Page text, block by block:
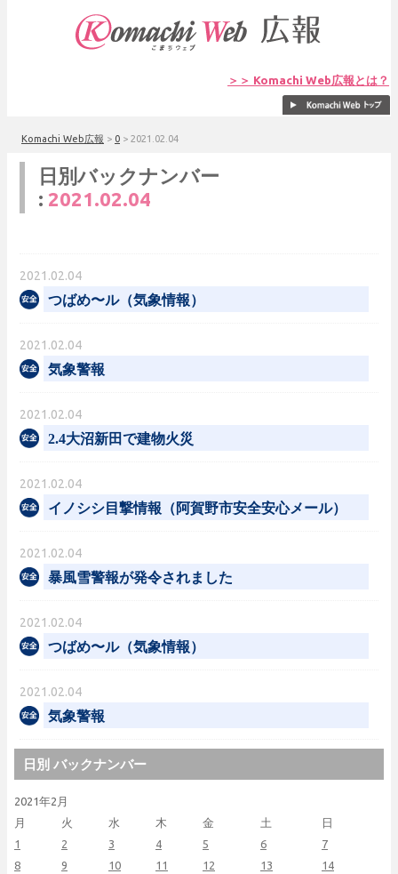
＞＞ Komachi Web広報とは？
Komachi Web広報 > 0 > 2021.02.04
日別バックナンバー
: 2021.02.04
2021.02.04
つばめ〜ル（気象情報）
2021.02.04
気象警報
2021.02.04
2.4大沼新田で建物火災
2021.02.04
イノシシ目撃情報（阿賀野市安全安心メール）
2021.02.04
暴風雪警報が発令されました
2021.02.04
つばめ〜ル（気象情報）
2021.02.04
気象警報
日別 バックナンバー
2021年2月
月
火 水 木 金 土 日
1 2 3 4 5 6
7
8
9 10 11 12 13
14